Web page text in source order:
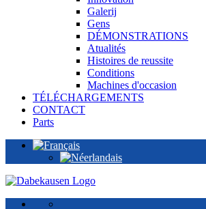
Galerij
Gens
DÉMONSTRATIONS
Atualités
Histoires de reussite
Conditions
Machines d'occasion
TÉLÉCHARGEMENTS
CONTACT
Parts